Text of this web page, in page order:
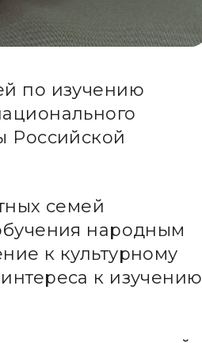
по изучению
Российской
семей
народным
к культурному
к изучению